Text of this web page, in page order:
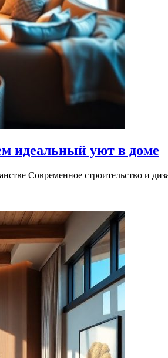
идеальный уют в доме
Современное строительство и